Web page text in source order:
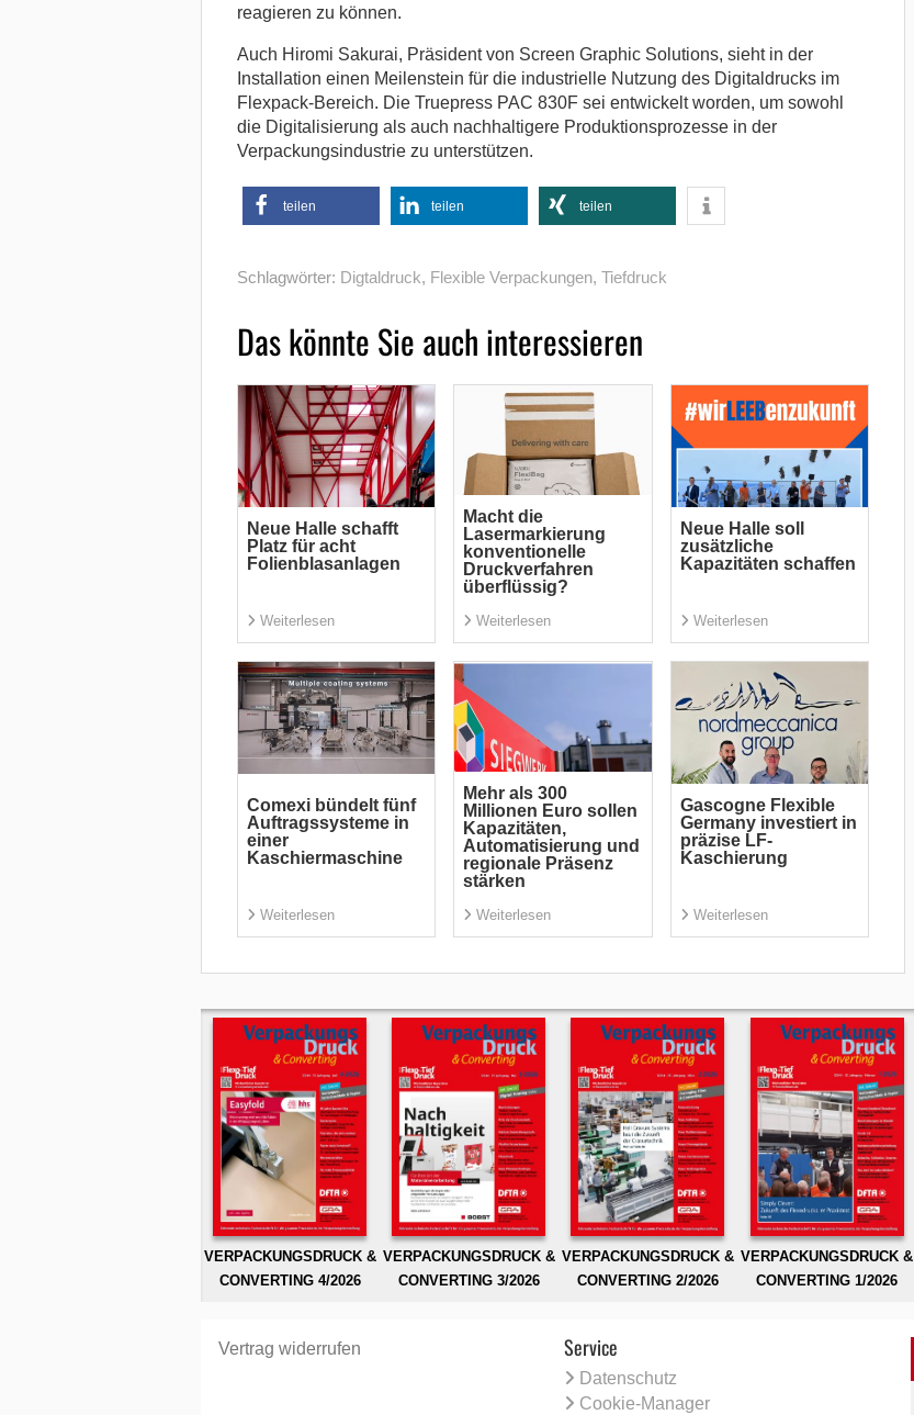
reagieren zu können.
Auch Hiromi Sakurai, Präsident von Screen Graphic Solutions, sieht in der
Installation einen Meilenstein für die industrielle Nutzung des Digitaldrucks im
Flexpack-Bereich. Die Truepress PAC 830F sei entwickelt worden, um sowohl
die Digitalisierung als auch nachhaltigere Produktionsprozesse in der
Verpackungsindustrie zu unterstützen.
teilen teilen teilen
Schlagwörter: Digtaldruck, Flexible Verpackungen, Tiefdruck
Das könnte Sie auch interessieren
Neue Halle schafft
Platz für acht
Folienblasanlagen
Weiterlesen
Macht die
Lasermarkierung
konventionelle
Druckverfahren
überflüssig?
Weiterlesen
Neue Halle soll
zusätzliche
Kapazitäten schaffen
Weiterlesen
Comexi bündelt fünf
Auftragssysteme in
einer
Kaschiermaschine
Weiterlesen
Mehr als 300
Millionen Euro sollen
Kapazitäten,
Automatisierung und
regionale Präsenz
stärken
Weiterlesen
Gascogne Flexible
Germany investiert in
präzise LF-
Kaschierung
Weiterlesen
VERPACKUNGSDRUCK &
CONVERTING 4/2026
VERPACKUNGSDRUCK &
CONVERTING 3/2026
VERPACKUNGSDRUCK &
CONVERTING 2/2026
VERPACKUNGSDRUCK &
CONVERTING 1/2026
Vertrag widerrufen Service
Datenschutz
Cookie-Manager